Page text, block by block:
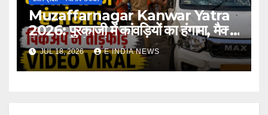
Muzaffarnagar Kanwar Yatra
2026: पुरकाजी में कांवड़ियों का हंगामा, मैक्स
पिकअप में तोड़फोड़
JUL 18, 2026 E INDIA NEWS